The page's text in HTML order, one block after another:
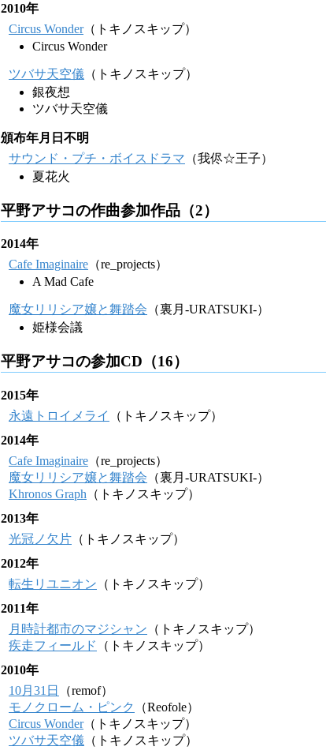
2010年
Circus Wonder（トキノスキップ）
Circus Wonder
ツバサ天空儀 （トキノスキップ）
銀夜想
ツバサ天空儀
頒布年月日不明
サウンド・プチ・ボイスドラマ （我侭☆王子）
夏花火
平野アサコの作曲参加作品（2）
2014年
Cafe Imaginaire （re_projects）
A Mad Cafe
魔女リリシア嬢と舞踏会 （裏月-URATSUKI-）
姫様会議
平野アサコの参加CD（16）
2015年
永遠トロイメライ
（トキノスキップ）
2014年
Cafe Imaginaire （re_projects）
魔女リリシア嬢と舞踏会 （裏月-URATSUKI-）
Khronos Graph （トキノスキップ）
2013年
光冠ノ欠片 （トキノスキップ）
2012年
転生リユニオン （トキノスキップ）
2011年
月時計都市のマジシャン （トキノスキップ）
疾走フィールド
（トキノスキップ）
2010年
10月31日
（remof）
モノクローム・ピンク
（Reofole）
Circus Wonder（トキノスキップ）
ツバサ天空儀 （トキノスキップ）